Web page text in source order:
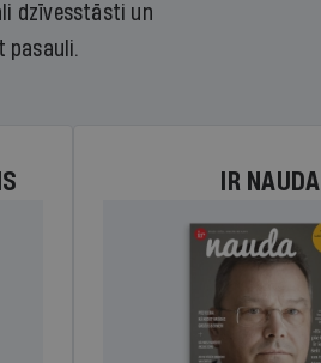
dzīvesstāsti un
pasauli.
IR NAUDA